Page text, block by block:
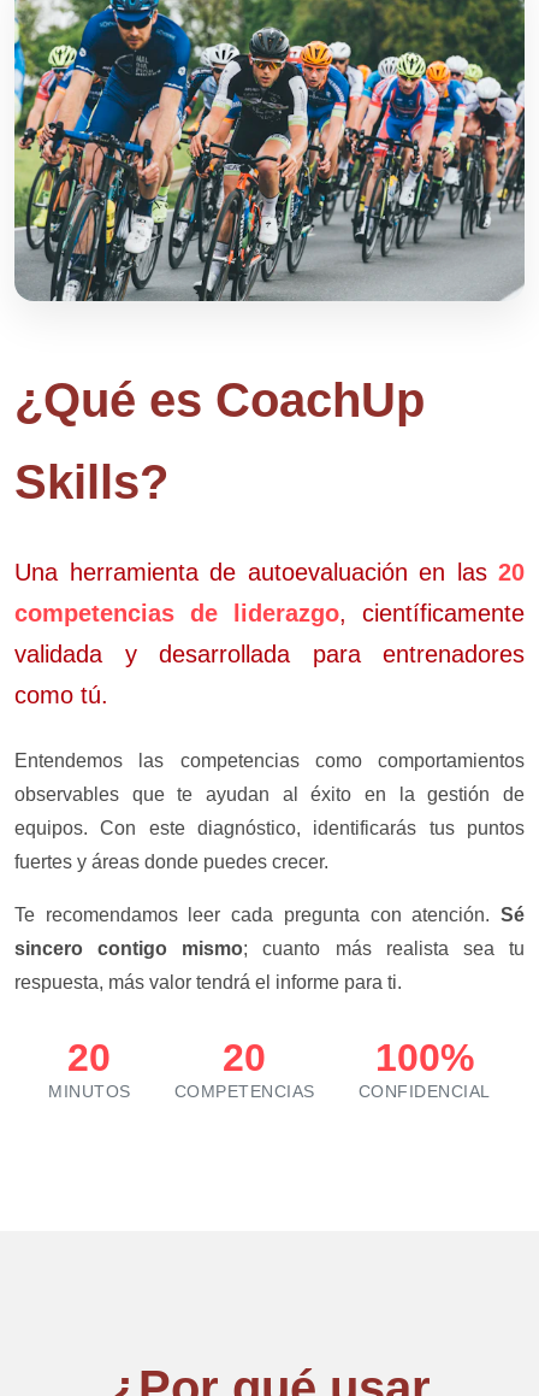
¿Qué es CoachUp
Skills?
Una herramienta de autoevaluación en las 20
competencias de liderazgo, científicamente
validada y desarrollada para entrenadores
como tú.
Entendemos las competencias como comportamientos
observables que te ayudan al éxito en la gestión de
equipos. Con este diagnóstico, identificarás tus puntos
fuertes y áreas donde puedes crecer.
Te recomendamos leer cada pregunta con atención. Sé
sincero contigo mismo; cuanto más realista sea tu
respuesta, más valor tendrá el informe para ti.
20
MINUTOS
20
COMPETENCIAS
100%
CONFIDENCIAL